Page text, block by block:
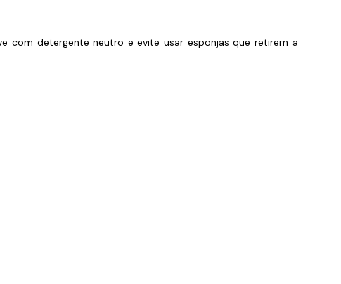
com detergente neutro e evite usar esponjas que retirem a